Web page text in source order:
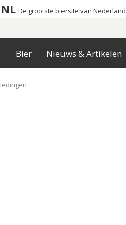
De grootste biersite van Nederland
Bier Nieuws & Artikelen